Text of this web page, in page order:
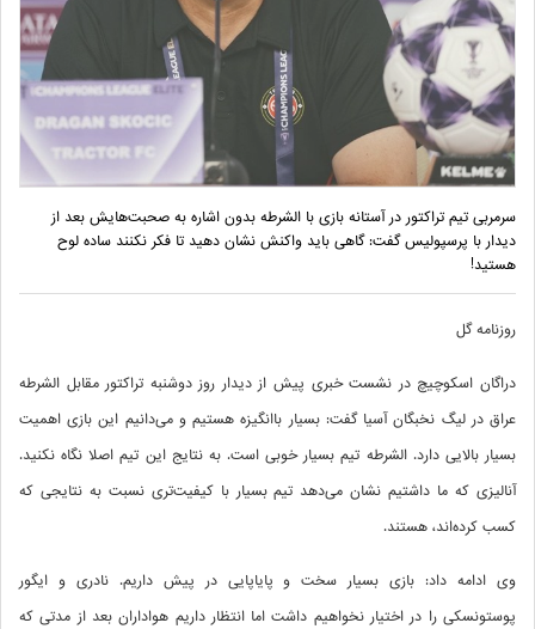
سرمربی تیم تراکتور در آستانه بازی با الشرطه بدون اشاره به صحبت‌هایش بعد از
دیدار با پرسپولیس گفت: گاهی باید واکنش نشان دهید تا فکر نکنند ساده لوح
هستید!
روزنامه گل
دراگان اسکوچیچ در نشست خبری پیش از دیدار روز دوشنبه تراکتور مقابل الشرطه
عراق در لیگ نخبگان آسیا گفت: بسیار باانگیزه هستیم و می‌دانیم این بازی اهمیت
بسیار بالایی دارد. الشرطه تیم بسیار خوبی است. به نتایج این تیم اصلا نگاه نکنید.
آنالیزی که ما داشتیم نشان می‌دهد تیم بسیار با کیفیت‌تری نسبت به نتایجی که
کسب کرده‌اند، هستند.
وی ادامه داد: بازی بسیار سخت و پایاپایی در پیش داریم. نادری و ایگور
پوستونسکی را در اختیار نخواهیم داشت اما انتظار داریم هواداران بعد از مدتی که